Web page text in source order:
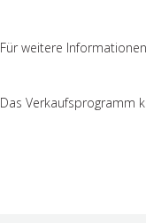
Für weitere
Das Verkaufsprogramm